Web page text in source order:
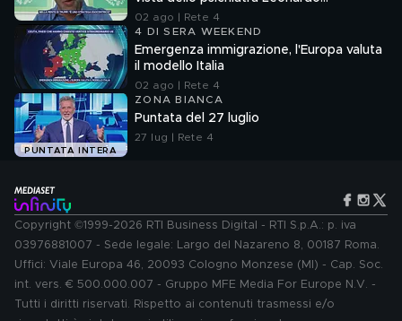
Mendolicchio
02 ago | Rete 4
4 DI SERA WEEKEND
Emergenza immigrazione, l'Europa valuta
il modello Italia
02 ago | Rete 4
PUNTATA INTERA
ZONA BIANCA
Puntata del 27 luglio
27 lug | Rete 4
Copyright ©1999-2026 RTI Business Digital - RTI S.p.A.: p. iva
03976881007 - Sede legale: Largo del Nazareno 8, 00187 Roma.
Uffici: Viale Europa 46, 20093 Cologno Monzese (MI) - Cap. Soc.
int. vers. € 500.000.007 - Gruppo MFE Media For Europe N.V. -
Tutti i diritti riservati. Rispetto ai contenuti trasmessi e/o